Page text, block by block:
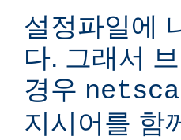
설정파일에
다. 그래서
경우
지시어를 함